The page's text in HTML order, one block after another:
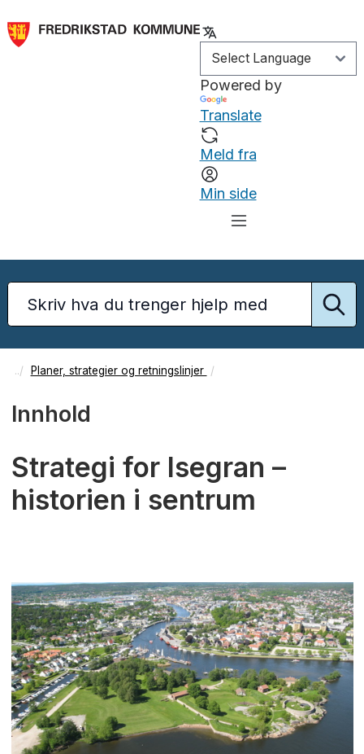
Powered by
Translate
Meld fra
Min side
Planer, strategier og retningslinjer
Innhold
Strategi for Isegran –
historien i sentrum